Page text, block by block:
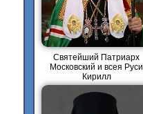
Святейший Патриарх
Московский и всея Руси
Кирилл